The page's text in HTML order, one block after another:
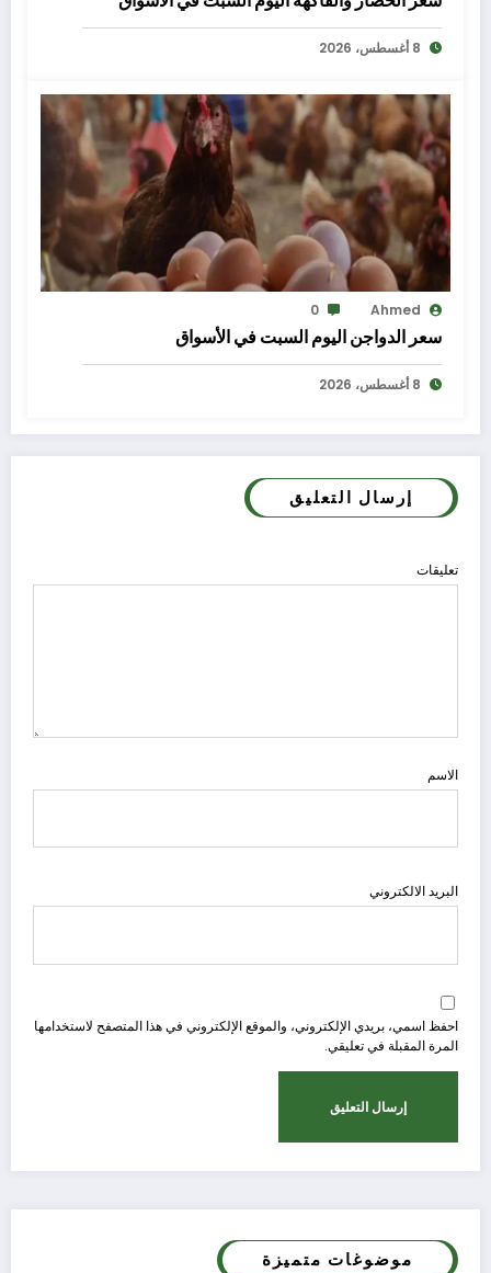
8 أغسطس، 2026
Ahmed
0
سعر الدواجن اليوم السبت في الأسواق
8 أغسطس، 2026
إرسال التعليق
تعليقات
الاسم
البريد الالكتروني
احفظ اسمي، بريدي الإلكتروني، والموقع الإلكتروني في هذا المتصفح لاستخدامها
المرة المقبلة في تعليقي.
موضوغات متميزة